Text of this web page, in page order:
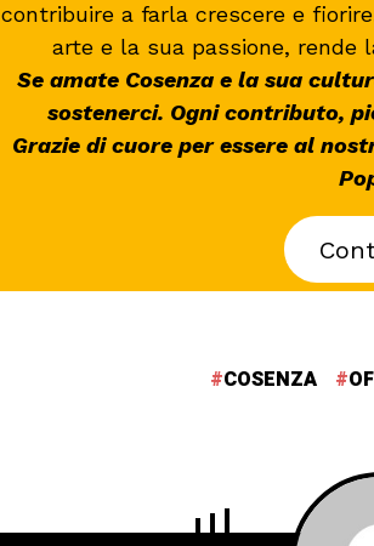
contribuire a farla crescere e
arte e la sua passione, rende
Se amate Cosenza e la sua
sostenerci. Ogni contributo,
Grazie di cuore per essere al
COSENZA